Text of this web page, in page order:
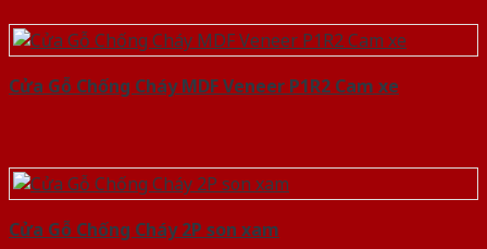
Cửa Gỗ Chống Cháy MDF Veneer P1R2 Cam xe
Cửa Gỗ Chống Cháy 2P son xam